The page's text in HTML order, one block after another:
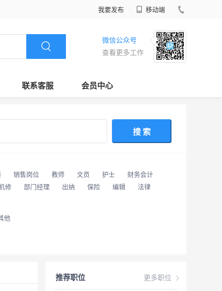
我要发布 移动端
微信公众号
查看更多工作
联系客服 会员中心
搜 索
销售岗位 教师 文员 护士
财务会计
修 部门经理 出纳 保险 编辑
法律
他
更多职位
推荐职位